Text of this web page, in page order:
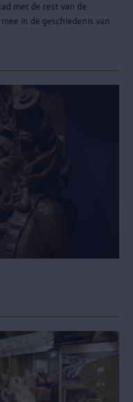
met de rest van de
in de geschiedenis van